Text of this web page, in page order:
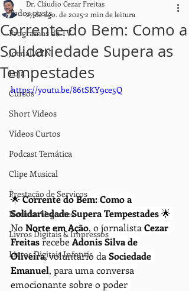
Todos posts
Programas de TV
Jornal AZN
Loja
Cursos
Short Videos
Vídeos Curtos
Podcast Temática
Clipe Musical
Prestação de Serviços
Notícias Urgentes
Livros Digitais & Impressos
Livros Digitais Infantis
Corrente do Bem: Como a
Solidariedade Supera as
Tempestades
Dr. Cláudio Cezar Freitas
27 de ago. de 2025 2 min de leitura
https://youtu.be/86tSKY9ce5Q
🌟 Corrente do Bem: Como a
Solidariedade Supera Tempestades 🌟
No Norte em Ação, o jornalista Cezar
Freitas recebe Adonis Silva de
Oliveira, voluntário da Sociedade
Emanuel, para uma conversa
emocionante sobre o poder